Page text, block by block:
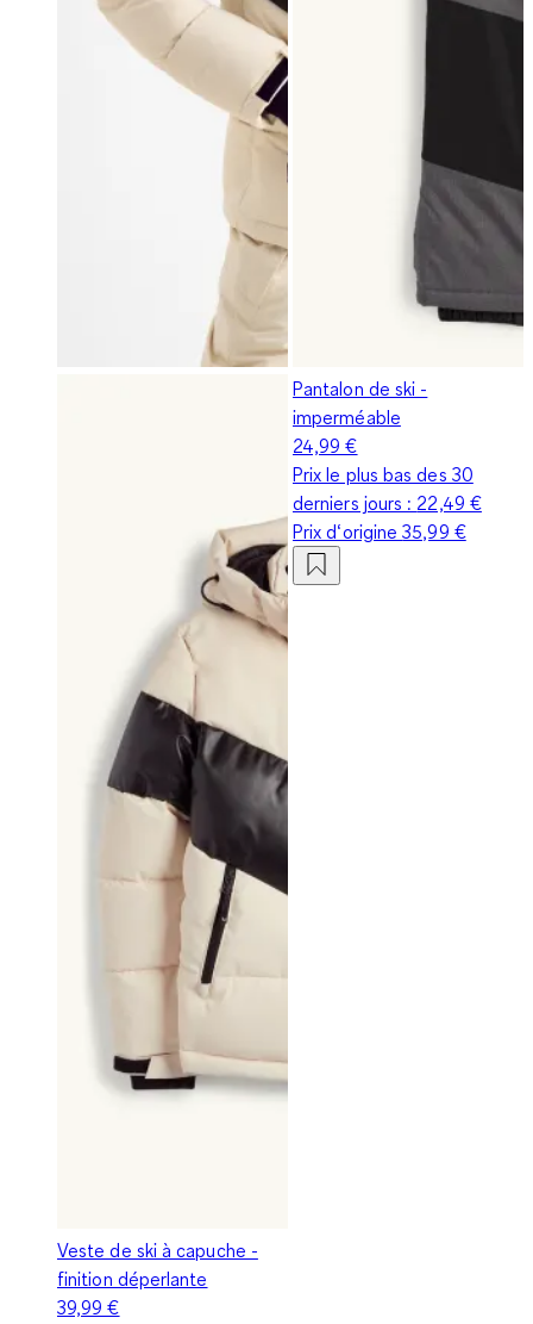
Veste de ski à capuche -
finition déperlante
39,99 €
Pantalon de ski -
imperméable
24,99 €
Prix le plus bas des 30
derniers jours : 22,49 €
Prix d‘origine35,99 €